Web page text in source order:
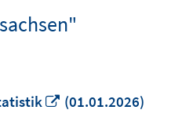
In
(01.01.2026)